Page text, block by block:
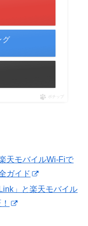
グ
ポチップ
天モバイルWi-Fiで
ガイド
」と楽天モバイル